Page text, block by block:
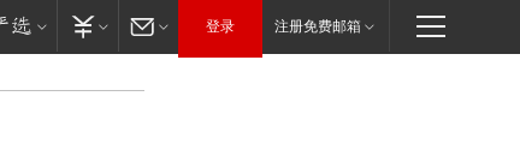
登录 注册免费邮箱